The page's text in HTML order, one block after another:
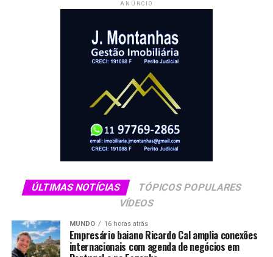
ANÚNCIO
ÚLTIMAS NOTÍCIAS
TÓPICOS POPULARES
VÍDEOS
MUNDO 16 horas atrás
Empresário baiano Ricardo Cal amplia conexões
internacionais com agenda de negócios em